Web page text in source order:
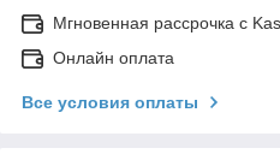
Мгновенная рассрочка с
Онлайн оплата
Все условия оплаты